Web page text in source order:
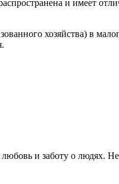
и имеет
хозяйства) в
и заботу о людях.